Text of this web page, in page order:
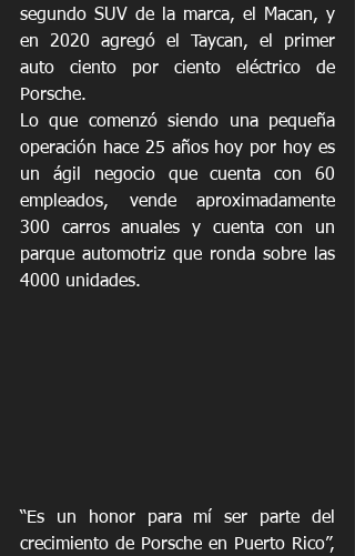
segundo SUV de la marca, el Macan, y
en 2020 agregó el Taycan, el primer
auto ciento por ciento eléctrico de
Porsche.
Lo que comenzó siendo una pequeña
operación hace 25 años hoy por hoy es
un ágil negocio que cuenta con 60
empleados, vende aproximadamente
300 carros anuales y cuenta con un
parque automotriz que ronda sobre las
4000 unidades.
“Es un honor para mí ser parte del
crecimiento de Porsche en Puerto Rico”,